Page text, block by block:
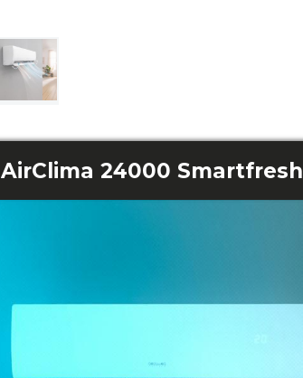
AirClima 24000 Smartfresh